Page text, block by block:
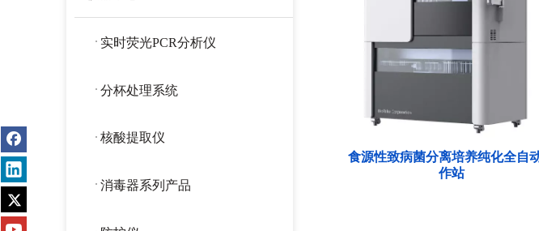
实时荧光PCR分析仪
分杯处理系统
核酸提取仪
消毒器系列产品
食源性致病菌分离培养纯化全自
作站